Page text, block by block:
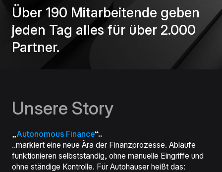
Über 190 Mitarbeitende geben
jeden Tag alles für über 2.000
Partner.
Unsere Story
„Autonomous Finance“..
..markiert eine neue Ära der Finanzprozesse. Abläufe
funktionieren selbstständig, ohne manuelle Eingriffe und
ohne ständige Kontrolle. Für Autohäuser heißt das: